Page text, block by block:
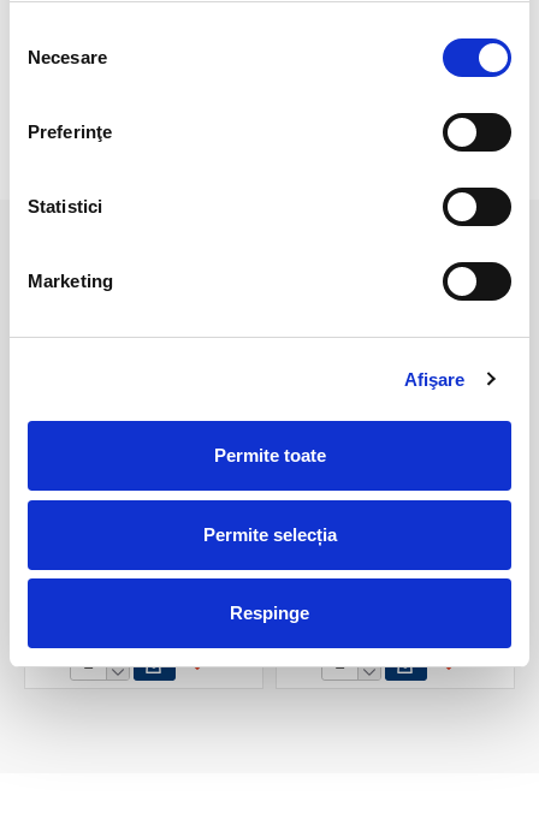
consimțământului
Necesare
Preferinţe
Statistici
Marketing
Afişare
Permite toate
Permite selecția
Respinge
mobilului/tabletei/laptopului dumneavoastra.
mineral unicat m01
metal mineral unicat m01